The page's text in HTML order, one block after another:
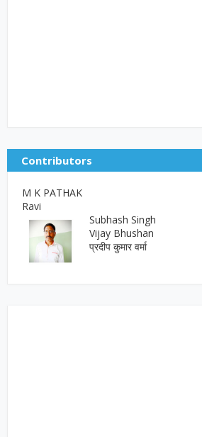
Contributors
M K PATHAK
Ravi
Subhash Singh
Vijay Bhushan
प्रदीप कुमार वर्मा